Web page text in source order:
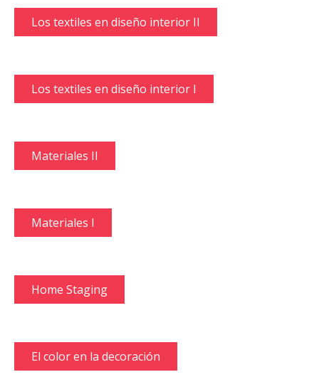
Los textiles en diseño interior II
Los textiles en diseño interior I
Materiales II
Materiales I
Home Staging
El color en la decoración